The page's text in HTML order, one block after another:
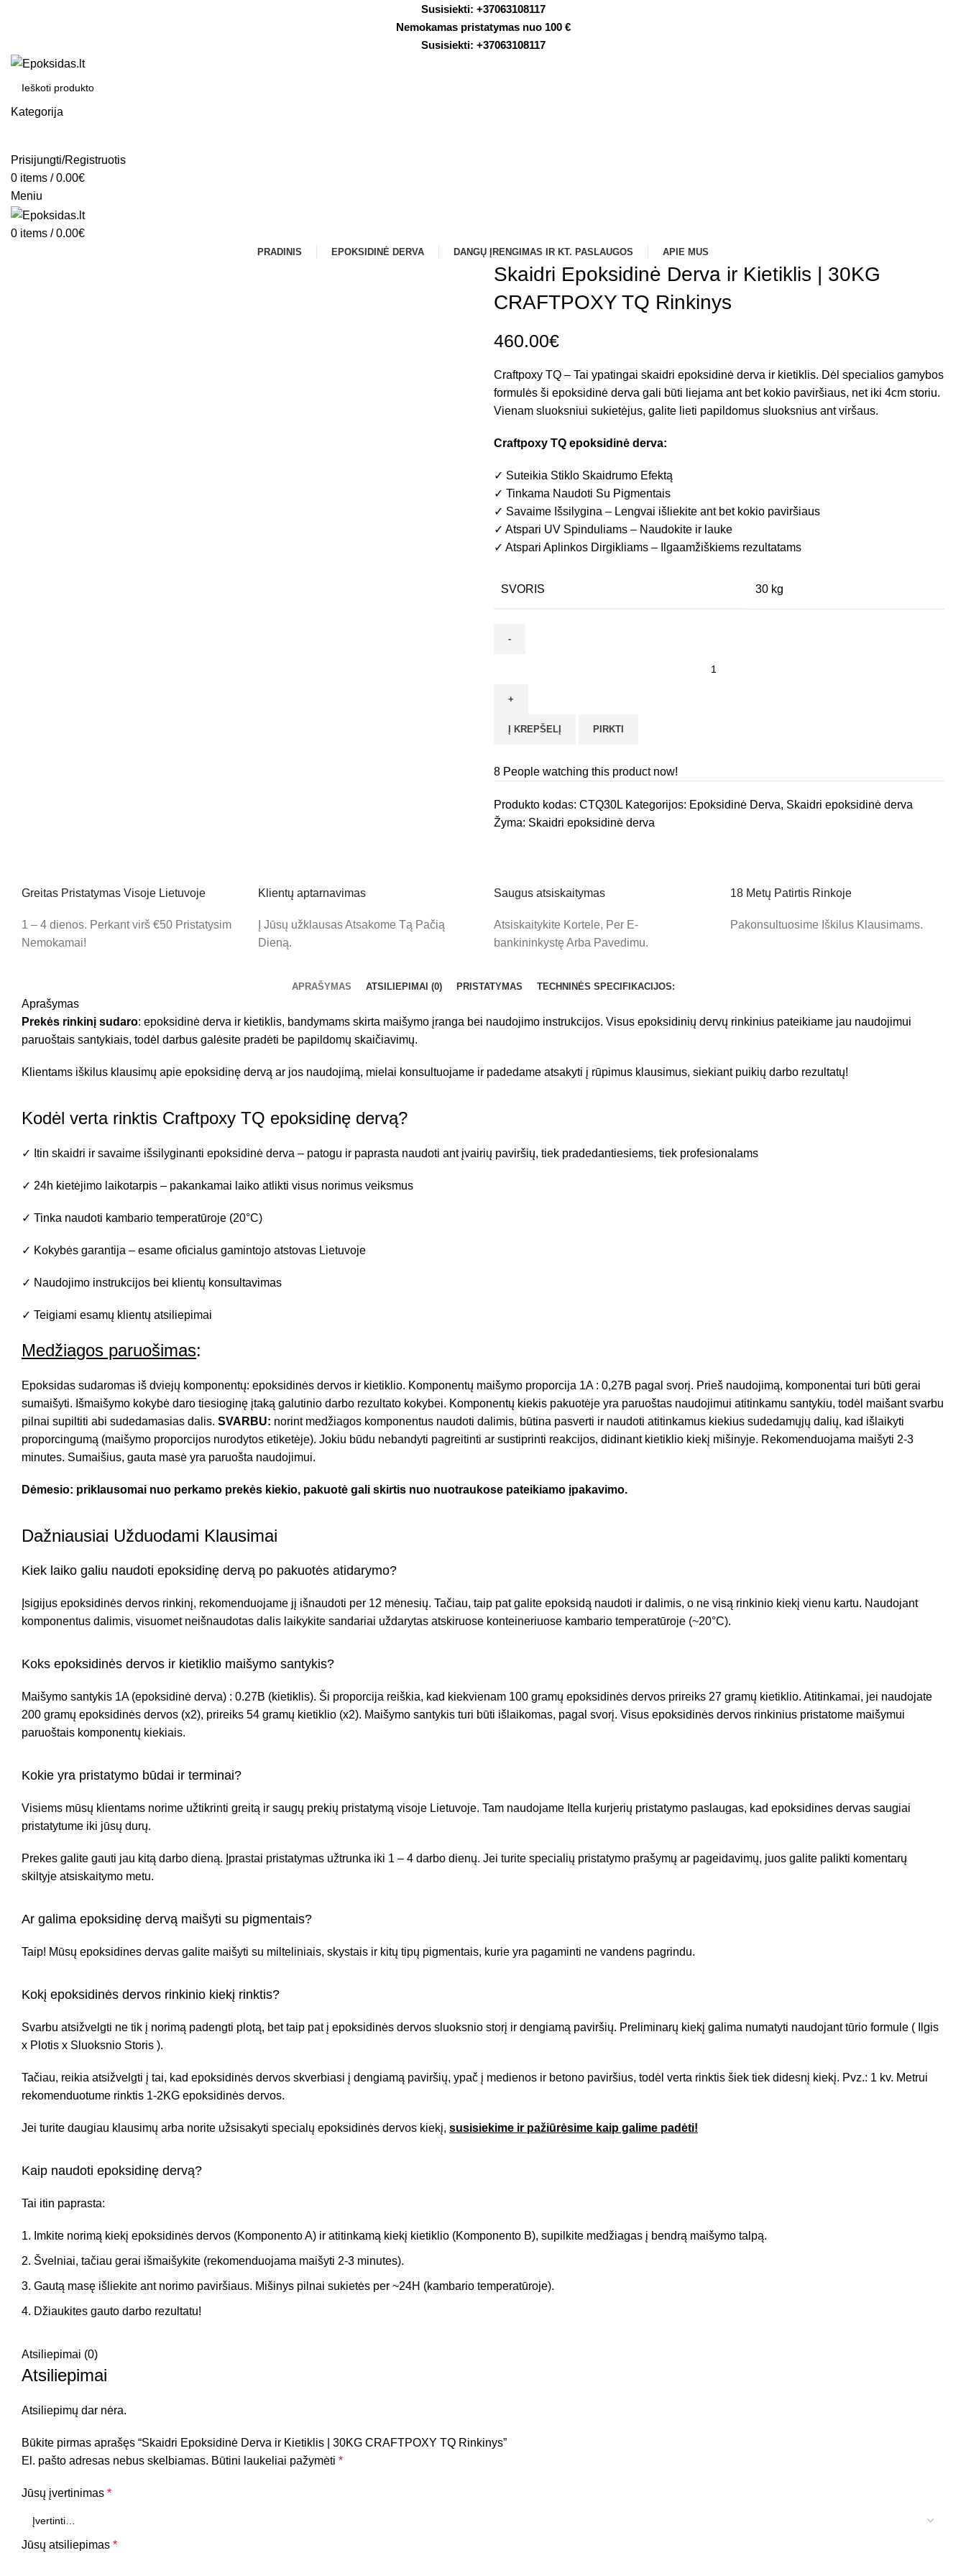
Susisiekti: +37063108117
Nemokamas pristatymas nuo 100 €
Susisiekti: +37063108117
Kategorija
Prisijungti/Registruotis
0 items / 0.00€
Meniu
0 items / 0.00€
PRADINIS EPOKSIDINĖ DERVA DANGŲ ĮRENGIMAS IR KT. PASLAUGOS APIE MUS
Skaidri Epoksidinė Derva ir Kietiklis | 30KG
CRAFTPOXY TQ Rinkinys
460.00€
Craftpoxy TQ – Tai ypatingai skaidri epoksidinė derva ir kietiklis. Dėl specialios gamybos
formulės ši epoksidinė derva gali būti liejama ant bet kokio paviršiaus, net iki 4cm storiu.
Vienam sluoksniui sukietėjus, galite lieti papildomus sluoksnius ant viršaus.
Craftpoxy TQ epoksidinė derva:
✓ Suteikia Stiklo Skaidrumo Efektą
✓ Tinkama Naudoti Su Pigmentais
✓ Savaime Išsilygina – Lengvai išliekite ant bet kokio paviršiaus
✓ Atspari UV Spinduliams – Naudokite ir lauke
✓ Atspari Aplinkos Dirgikliams – Ilgaamžiškiems rezultatams
SVORIS 30 kg
Skaidri
Derva
Kietiklis
30KG
CRAFTPOXY
Į KREPŠELĮ PIRKTI
8 People watching this product now!
Produkto kodas: CTQ30L Kategorijos: Epoksidinė Derva, Skaidri epoksidinė derva
Žyma: Skaidri epoksidinė derva
Greitas Pristatymas Visoje Lietuvoje
1 – 4 dienos. Perkant virš €50 Pristatysim
Nemokamai!
Klientų aptarnavimas
Į Jūsų užklausas Atsakome Tą Pačią
Dieną.
Saugus atsiskaitymas
Atsiskaitykite Kortele, Per E-
bankininkystę Arba Pavedimu.
18 Metų Patirtis Rinkoje
Pakonsultuosime Iškilus Klausimams.
APRAŠYMAS ATSILIEPIMAI (0) PRISTATYMAS TECHNINĖS SPECIFIKACIJOS:
Aprašymas
Prekės rinkinį sudaro: epoksidinė derva ir kietiklis, bandymams skirta maišymo įranga bei naudojimo instrukcijos. Visus epoksidinių dervų rinkinius pateikiame jau naudojimui
paruoštais santykiais, todėl darbus galėsite pradėti be papildomų skaičiavimų.
Klientams iškilus klausimų apie epoksidinę dervą ar jos naudojimą, mielai konsultuojame ir padedame atsakyti į rūpimus klausimus, siekiant puikių darbo rezultatų!
Kodėl verta rinktis Craftpoxy TQ epoksidinę dervą?
✓ Itin skaidri ir savaime išsilyginanti epoksidinė derva – patogu ir paprasta naudoti ant įvairių paviršių, tiek pradedantiesiems, tiek profesionalams
✓ 24h kietėjimo laikotarpis – pakankamai laiko atlikti visus norimus veiksmus
✓ Tinka naudoti kambario temperatūroje (20°C)
✓ Kokybės garantija – esame oficialus gamintojo atstovas Lietuvoje
✓ Naudojimo instrukcijos bei klientų konsultavimas
✓ Teigiami esamų klientų atsiliepimai
Medžiagos paruošimas:
Epoksidas sudaromas iš dviejų komponentų: epoksidinės dervos ir kietiklio. Komponentų maišymo proporcija 1A : 0,27B pagal svorį. Prieš naudojimą, komponentai turi būti gerai
sumaišyti. Išmaišymo kokybė daro tiesioginę įtaką galutinio darbo rezultato kokybei. Komponentų kiekis pakuotėje yra paruoštas naudojimui atitinkamu santykiu, todėl maišant svarbu
pilnai supiltiti abi sudedamasias dalis. SVARBU: norint medžiagos komponentus naudoti dalimis, būtina pasverti ir naudoti atitinkamus kiekius sudedamųjų dalių, kad išlaikyti
proporcingumą (maišymo proporcijos nurodytos etiketėje). Jokiu būdu nebandyti pagreitinti ar sustiprinti reakcijos, didinant kietiklio kiekį mišinyje. Rekomenduojama maišyti 2-3
minutes. Sumaišius, gauta masė yra paruošta naudojimui.
Dėmesio: priklausomai nuo perkamo prekės kiekio, pakuotė gali skirtis nuo nuotraukose pateikiamo įpakavimo.
Dažniausiai Užduodami Klausimai
Kiek laiko galiu naudoti epoksidinę dervą po pakuotės atidarymo?
Įsigijus epoksidinės dervos rinkinį, rekomenduojame jį išnaudoti per 12 mėnesių. Tačiau, taip pat galite epoksidą naudoti ir dalimis, o ne visą rinkinio kiekį vienu kartu. Naudojant
komponentus dalimis, visuomet neišnaudotas dalis laikykite sandariai uždarytas atskiruose konteineriuose kambario temperatūroje (~20°C).
Koks epoksidinės dervos ir kietiklio maišymo santykis?
Maišymo santykis 1A (epoksidinė derva) : 0.27B (kietiklis). Ši proporcija reiškia, kad kiekvienam 100 gramų epoksidinės dervos prireiks 27 gramų kietiklio. Atitinkamai, jei naudojate
200 gramų epoksidinės dervos (x2), prireiks 54 gramų kietiklio (x2). Maišymo santykis turi būti išlaikomas, pagal svorį. Visus epoksidinės dervos rinkinius pristatome maišymui
paruoštais komponentų kiekiais.
Kokie yra pristatymo būdai ir terminai?
Visiems mūsų klientams norime užtikrinti greitą ir saugų prekių pristatymą visoje Lietuvoje. Tam naudojame Itella kurjerių pristatymo paslaugas, kad epoksidines dervas saugiai
pristatytume iki jūsų durų.
Prekes galite gauti jau kitą darbo dieną. Įprastai pristatymas užtrunka iki 1 – 4 darbo dienų. Jei turite specialių pristatymo prašymų ar pageidavimų, juos galite palikti komentarų
skiltyje atsiskaitymo metu.
Ar galima epoksidinę dervą maišyti su pigmentais?
Taip! Mūsų epoksidines dervas galite maišyti su milteliniais, skystais ir kitų tipų pigmentais, kurie yra pagaminti ne vandens pagrindu.
Kokį epoksidinės dervos rinkinio kiekį rinktis?
Svarbu atsižvelgti ne tik į norimą padengti plotą, bet taip pat į epoksidinės dervos sluoksnio storį ir dengiamą paviršių. Preliminarų kiekį galima numatyti naudojant tūrio formule ( Ilgis
x Plotis x Sluoksnio Storis ).
Tačiau, reikia atsižvelgti į tai, kad epoksidinės dervos skverbiasi į dengiamą paviršių, ypač į medienos ir betono paviršius, todėl verta rinktis šiek tiek didesnį kiekį. Pvz.: 1 kv. Metrui
rekomenduotume rinktis 1-2KG epoksidinės dervos.
Jei turite daugiau klausimų arba norite užsisakyti specialų epoksidinės dervos kiekį, susisiekime ir pažiūrėsime kaip galime padėti!
Kaip naudoti epoksidinę dervą?
Tai itin paprasta:
Imkite norimą kiekį epoksidinės dervos (Komponento A) ir atitinkamą kiekį kietiklio (Komponento B), supilkite medžiagas į bendrą maišymo talpą.
Švelniai, tačiau gerai išmaišykite (rekomenduojama maišyti 2-3 minutes).
Gautą masę išliekite ant norimo paviršiaus. Mišinys pilnai sukietės per ~24H (kambario temperatūroje).
Džiaukites gauto darbo rezultatu!
Atsiliepimai (0)
Atsiliepimai
Atsiliepimų dar nėra.
Būkite pirmas aprašęs “Skaidri Epoksidinė Derva ir Kietiklis | 30KG CRAFTPOXY TQ Rinkinys”
El. pašto adresas nebus skelbiamas. Būtini laukeliai pažymėti *
Jūsų įvertinimas *
Jūsų atsiliepimas *